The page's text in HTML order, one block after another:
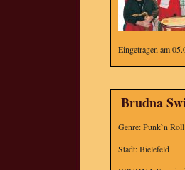
Eingetragen am
Brudna
Genre: Punk`n Roll
Stadt: Bielefeld